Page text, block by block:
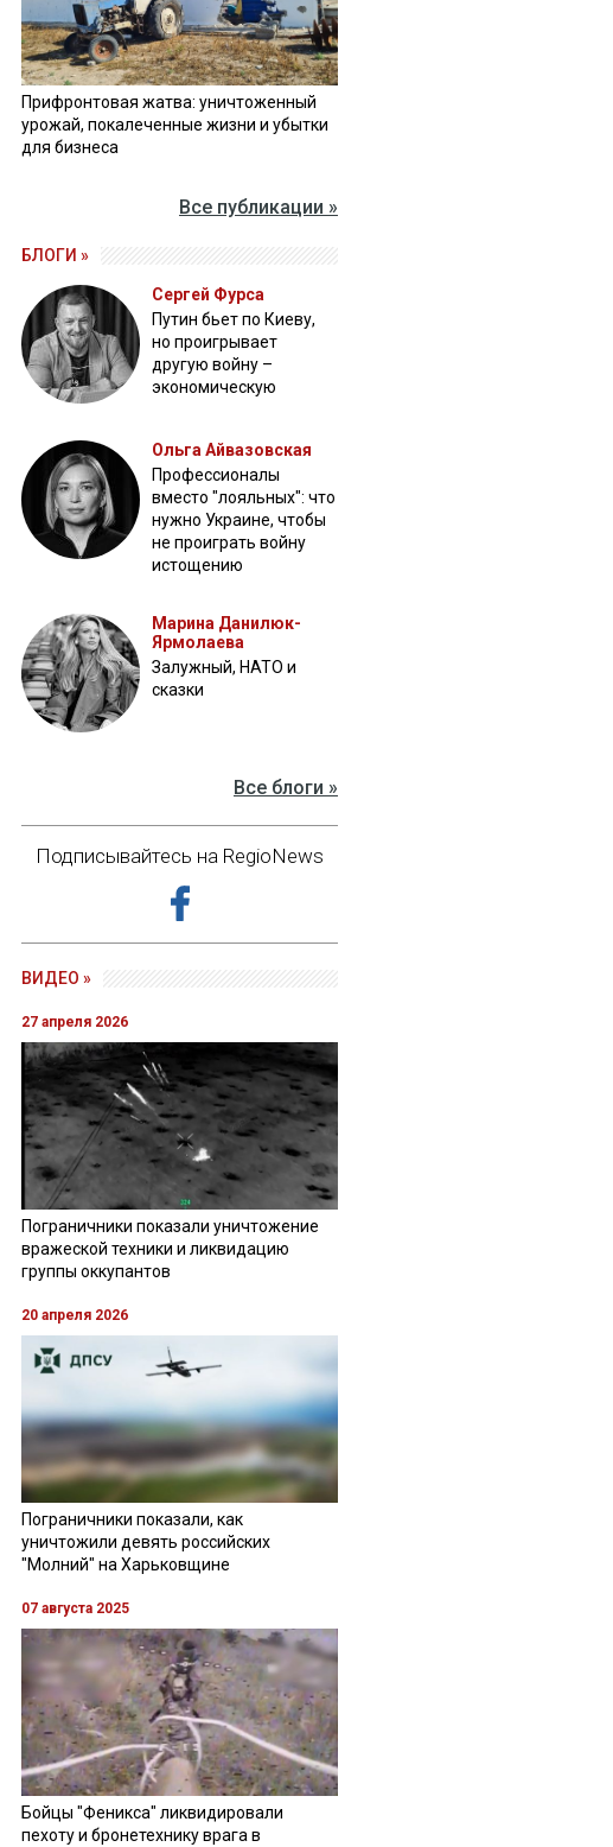
Прифронтовая жатва: уничтоженный
урожай, покалеченные жизни и убытки
для бизнеса
Все публикации »
БЛОГИ »
Сергей Фурса
Путин бьет по Киеву,
но проигрывает
другую войну –
экономическую
Ольга Айвазовская
Профессионалы
вместо "лояльных": что
нужно Украине, чтобы
не проиграть войну
истощению
Марина Данилюк-
Ярмолаева
Залужный, НАТО и
сказки
Все блоги »
Подписывайтесь на RegioNews
ВИДЕО »
27 апреля 2026
Пограничники показали уничтожение
вражеской техники и ликвидацию
группы оккупантов
20 апреля 2026
Пограничники показали, как
уничтожили девять российских
"Молний" на Харьковщине
07 августа 2025
Бойцы "Феникса" ликвидировали
пехоту и бронетехнику врага в